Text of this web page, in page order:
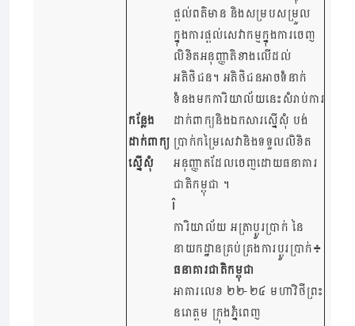
កន្លែង
ដាក់ពាក្យ
ស្នើសុំ
ផ្តល់ពត៌មាន និងសម្របសម្រួល
ក្នុងការផ្តល់សេវាកម្មក្នុងការចេញ
លិខិតអនុញ្ញាតិខាងលើដល់
អតិថិជន។ អតិថិជនអាចទំនាក់
ទំនងមកការិយាល័យនេះសំរាប់ការ
ដាក់ពាក្យនិងឯកសារស្នើសុំ បង់
ប្រាក់កម្រៃសេវា​និងទទួលលិខិត
អនុញ្ញាតដែលចេញដោយធនាគារ
ជាតិកម្ពុជា ។
ការិយាល័យ អត្រាប្តូរប្រាក់ នៃ
នាយកដ្ឋានគ្រប់គ្រងការប្តូរប្រាក់៖
ធនាគារជាតិកម្ពុជា
អាគារលេខ ២២-២៤ មហាវិថីព្រះ
នរោត្តម ក្រុងភ្នំពេញ